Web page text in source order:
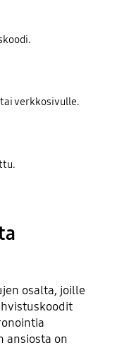
verkkosivulle.
osalta, joille
ansiosta on